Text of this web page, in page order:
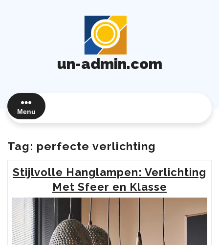
un-admin.com
Menu
Tag: perfecte verlichting
Stijlvolle Hanglampen: Verlichting
Met Sfeer en Klasse